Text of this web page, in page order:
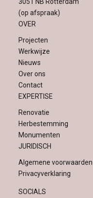
(op afspraak)
OVER
Projecten
Werkwijze
Nieuws
Over ons
Contact
EXPERTISE
Renovatie
Herbestemming
Monumenten
JURIDISCH
Algemene voorwaarden
Privacyverklaring
SOCIALS